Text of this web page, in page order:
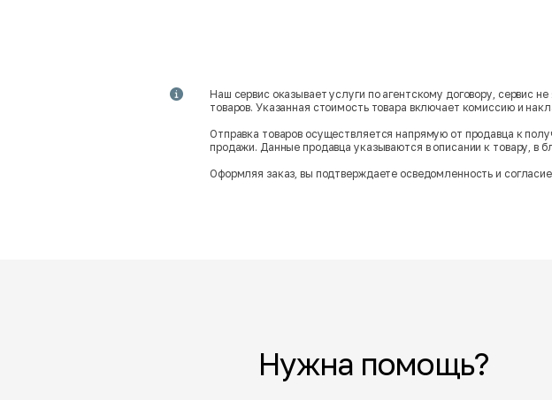
Наш сервис оказывает услуги по агентскому договору, сервис
товаров. Указанная стоимость товара включает комиссию и
Отправка товаров осуществляется напрямую от продавца к
продажи. Данные продавца указываются в описании к товару, в
Оформляя заказ, вы подтверждаете осведомленность и
Нужна помощь?